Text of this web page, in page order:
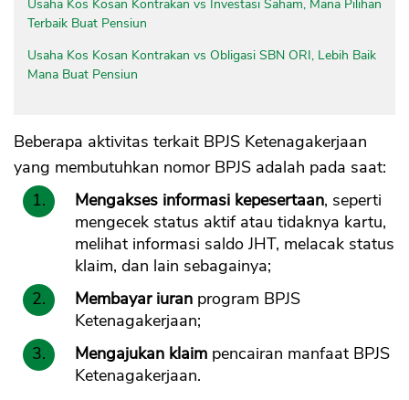
Usaha Kos Kosan Kontrakan vs Investasi Saham, Mana Pilihan
Terbaik Buat Pensiun
Usaha Kos Kosan Kontrakan vs Obligasi SBN ORI, Lebih Baik
Mana Buat Pensiun
Beberapa aktivitas terkait BPJS Ketenagakerjaan
yang membutuhkan nomor BPJS adalah pada saat:
Mengakses informasi kepesertaan, seperti
mengecek status aktif atau tidaknya kartu,
melihat informasi saldo JHT, melacak status
klaim, dan lain sebagainya;
Membayar iuran program BPJS
Ketenagakerjaan;
Mengajukan klaim pencairan manfaat BPJS
Ketenagakerjaan.